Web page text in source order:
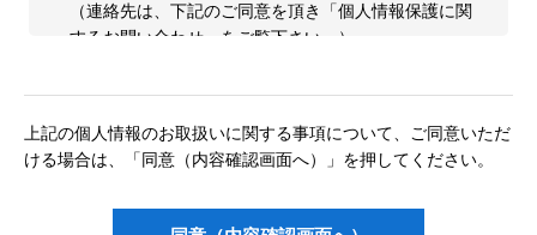
（連絡先は、下記のご同意を頂き「個人情報保護に関
するお問い合わせ」をご覧下さい。）
報は当該お問い合わせ内容の確認、回答のために利用
するものとします。
ご本人の同意がある場合または法令に基づく場合を除
上記の個人情報のお取扱いに関する事項について、ご同意いただ
ける場合は、「同意（内容確認画面へ）」を押してください。